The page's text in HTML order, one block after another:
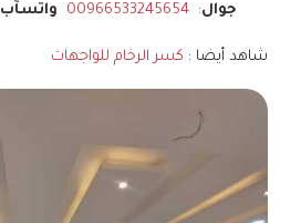
جوال:
00966533245654 واتسآب
شاهد أيضا : كسر الرخام للواجهات